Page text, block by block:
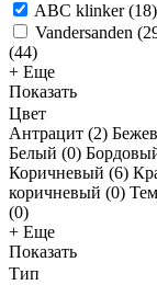
ABC klinker(18)
Vandersanden (
(44)
+ Еще
Показать
Цвет
Антрацит (2)
Белый (0)
Коричневый (6)
коричневый (0)
(0)
+ Еще
Показать
Тип